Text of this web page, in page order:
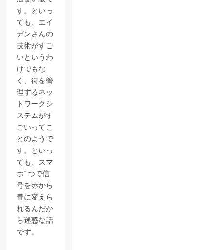
す。といっ
ても、エイ
デンさんの
技術がすご
いというわ
けでもな
く、街を管
理するネッ
トワークシ
ステムがす
ごいってこ
とのようで
す。といっ
ても、スマ
ホ1つで信
号を赤から
青に変えら
れるんだか
ら迷惑な話
です。